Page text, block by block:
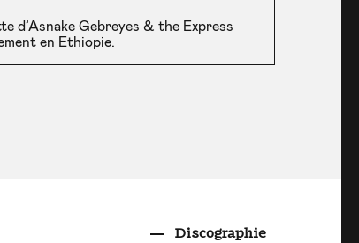
d’Asnake Gebreyes & the Express
en Ethiopie.
Discographie